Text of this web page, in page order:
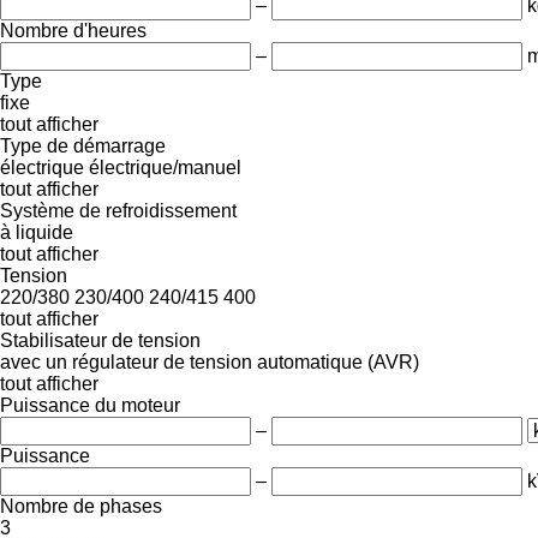
–
Nombre d'heures
–
Type
fixe
tout afficher
Type de démarrage
électrique électrique/manuel
tout afficher
Système de refroidissement
à liquide
tout afficher
Tension
220/380 230/400 240/415 400
tout afficher
Stabilisateur de tension
avec un régulateur de tension automatique (AVR)
tout afficher
Puissance du moteur
–
Puissance
–
Nombre de phases
3